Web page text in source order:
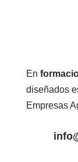
En
diseñados
Empresas